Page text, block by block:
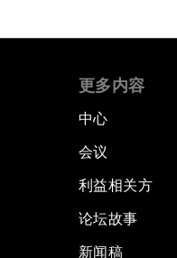
更多内容
中心
会议
利益相关方
论坛故事
新闻稿